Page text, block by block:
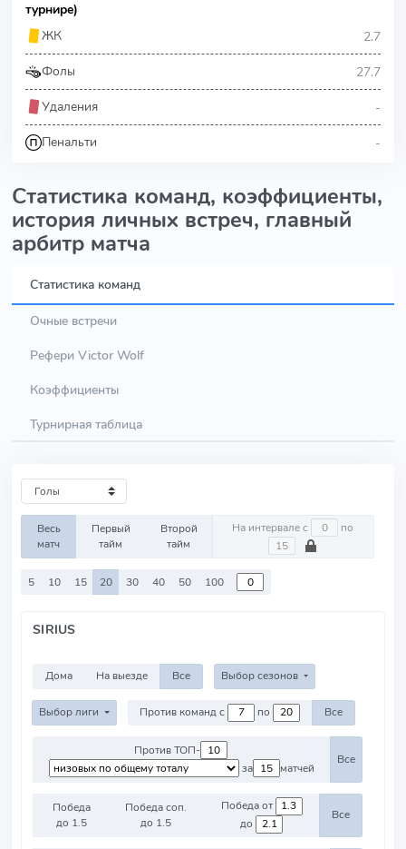
турнире)
ЖК
2.7
Фолы 27.7
Удаления -
Пенальти -
Статистика команд, коэффициенты,
история личных встреч, главный
арбитр матча
Статистика команд
Очные встречи
Рефери Victor Wolf
Коэффициенты
Турнирная таблица
Весь
матч
Первый
тайм
Второй
тайм
На интервале с по
5 10 15 20 30 40 50 100
SIRIUS
Дома На выезде Все Выбор сезонов
Выбор лиги Против команд с по Все
Против ТОП-
за
матчей
Все
Победа
до 1.5
Победа соп.
до 1.5
Победа от
до
Все